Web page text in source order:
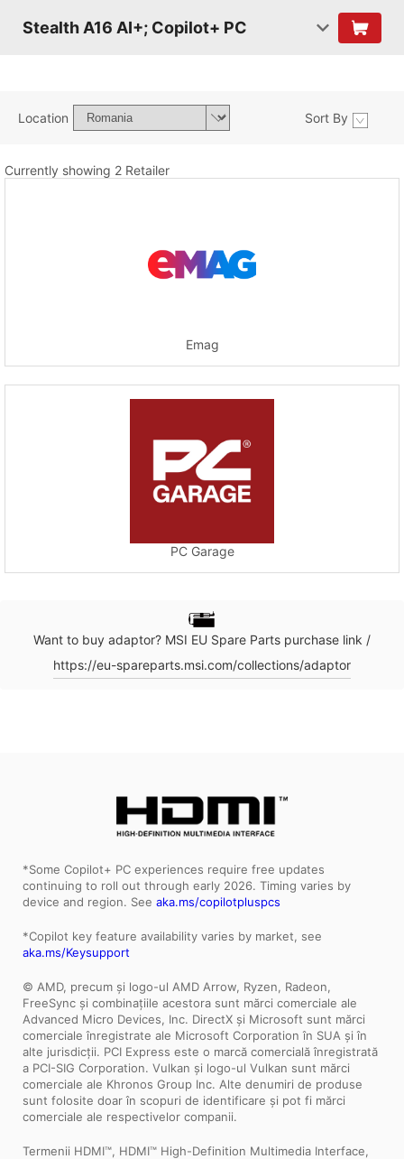
Stealth A16 AI+; Copilot+ PC
Location Sort By
Currently showing 2 Retailer
Emag
PC Garage
Want to buy adaptor? MSI EU Spare Parts purchase link /
https://eu-spareparts.msi.com/collections/adaptor
*Some Copilot+ PC experiences require free updates
continuing to roll out through early 2026. Timing varies by
device and region. See aka.ms/copilotpluspcs
*Copilot key feature availability varies by market, see
aka.ms/Keysupport
© AMD, precum și logo-ul AMD Arrow, Ryzen, Radeon,
FreeSync și combinațiile acestora sunt mărci comerciale ale
Advanced Micro Devices, Inc. DirectX și Microsoft sunt mărci
comerciale înregistrate ale Microsoft Corporation în SUA și în
alte jurisdicții. PCI Express este o marcă comercială înregistrată
a PCI-SIG Corporation. Vulkan și logo-ul Vulkan sunt mărci
comerciale ale Khronos Group Inc. Alte denumiri de produse
sunt folosite doar în scopuri de identificare și pot fi mărci
comerciale ale respectivelor companii.
Termenii HDMI™, HDMI™ High-Definition Multimedia Interface,